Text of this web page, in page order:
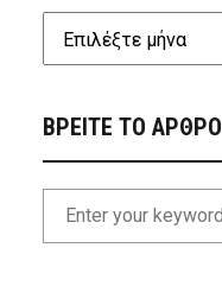
ΒΡΕΙΤΕ ΤΟ